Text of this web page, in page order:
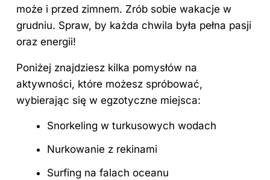
może i przed zimnem. Zrób sobie wakacje w
grudniu. Spraw, by każda chwila była pełna pasji
oraz energii!
Poniżej znajdziesz kilka pomysłów na
aktywności, które możesz spróbować,
wybierając się w egzotyczne miejsca:
Snorkeling w turkusowych wodach
Nurkowanie z rekinami
Surfing na falach oceanu